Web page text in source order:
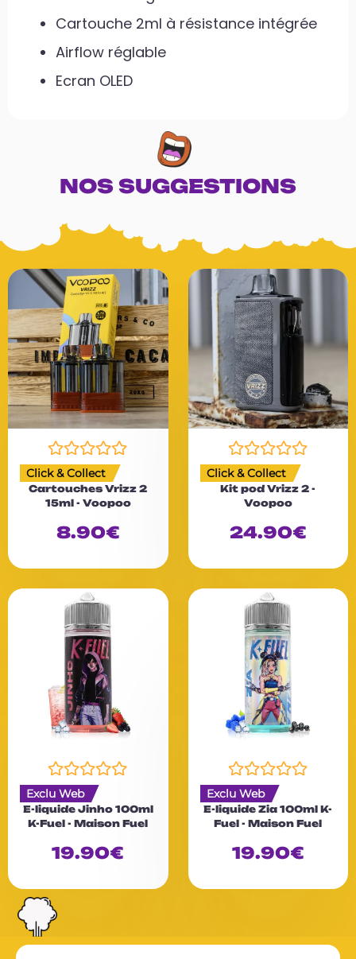
Cartouche 2ml à résistance intégrée
Airflow réglable
Ecran OLED
NOS SUGGESTIONS
N
o
t
s
r
Click & Collect
Cartouches Vrizz 2
15ml - Voopoo
8.90€
N
o
0
s
r
Click & Collect
Kit pod Vrizz 2 -
Voopoo
24.90€
N
o
t
e
0
s
r
5
Exclu Web
E-liquide Jinho 100ml
K-Fuel - Maison Fuel
19.90€
N
o
t
e
0
s
r
Exclu Web
E-liquide Zia 100ml K-
Fuel - Maison Fuel
19.90€